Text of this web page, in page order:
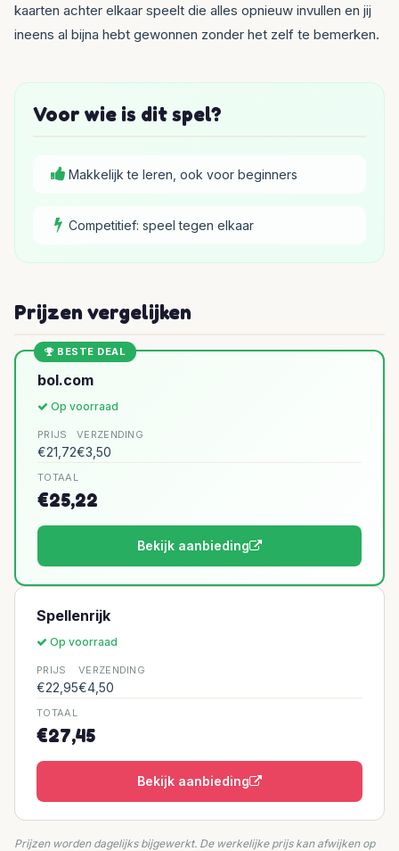
kaarten achter elkaar speelt die alles opnieuw invullen en jij
ineens al bijna hebt gewonnen zonder het zelf te bemerken.
Voor wie is dit spel?
Makkelijk te leren, ook voor beginners
Competitief: speel tegen elkaar
Prijzen vergelijken
BESTE DEAL
bol.com
Op voorraad
PRIJS
€21,72
VERZENDING
€3,50
TOTAAL
€25,22
Bekijk aanbieding
Spellenrijk
Op voorraad
PRIJS
€22,95
VERZENDING
€4,50
TOTAAL
€27,45
Bekijk aanbieding
Prijzen worden dagelijks bijgewerkt. De werkelijke prijs kan afwijken op